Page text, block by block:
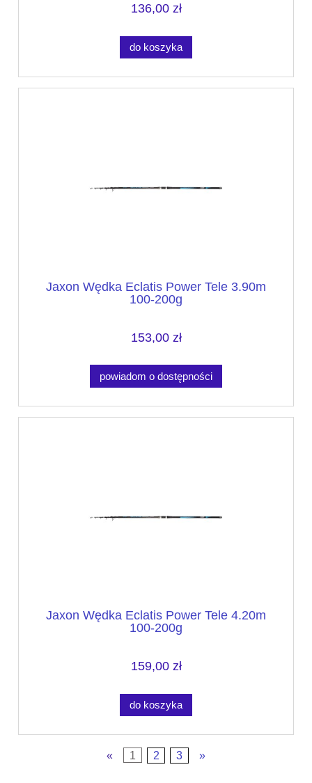
136,00 zł
do koszyka
Jaxon Wędka Eclatis Power Tele 3.90m
100-200g
153,00 zł
powiadom o dostępności
Jaxon Wędka Eclatis Power Tele 4.20m
100-200g
159,00 zł
do koszyka
« 1 2 3 »